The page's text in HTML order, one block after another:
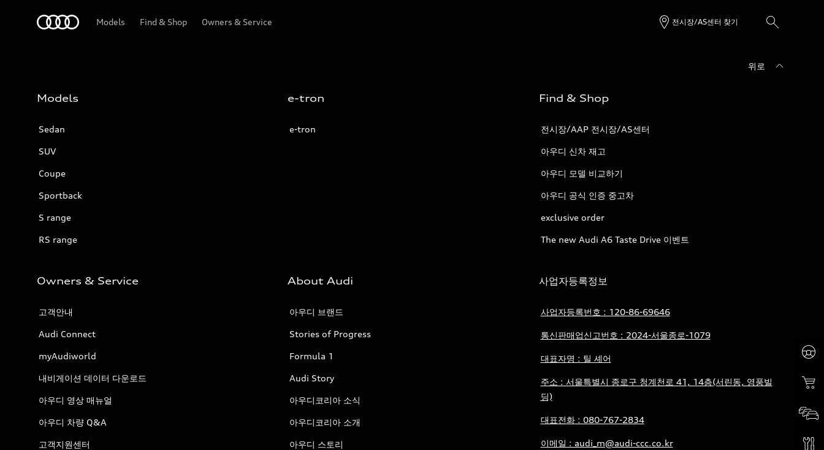
Models Find & Shop Owners & Service 전시장/AS센터 찾기
위로
Models
Sedan
SUV
Coupe
Sportback
S range
RS range
e-tron
e-tron
Find & Shop
전시장/AAP 전시장/AS센터
아우디 신차 재고
아우디 모델 비교하기
아우디 공식 인증 중고차
exclusive order
The new Audi A6 Taste Drive 이벤트
Owners & Service
고객안내
Audi Connect
myAudiworld
내비게이션 데이터 다운로드
아우디 영상 매뉴얼
아우디 차량 Q&A
고객지원센터
About Audi
아우디 브랜드
Stories of Progress
Formula 1
Audi Story
아우디코리아 소식
아우디코리아 소개
아우디 스토리
사업자등록정보
사업자등록번호 : 120-86-69646
통신판매업신고번호 : 2024-서울종로-1079
대표자명 : 틸 셰어
주소 : 서울특별시 종로구 청계천로 41, 14층(서린동, 영풍빌
딩)
대표전화 : 080-767-2834
이메일 : audi_m@audi-ccc.co.kr